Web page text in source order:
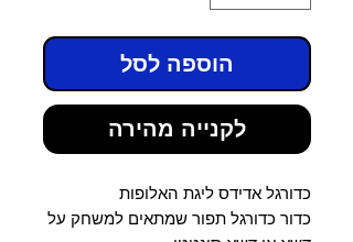
הוספה לסל
לקנייה מהירה
כדורגל אדידס ליגת האלופות
כדור כדורגל תפור שמתאים למשחק על